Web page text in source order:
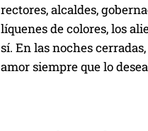
rectores, alcaldes,
líquenes de colores, los
sí. En las noches
amor siempre que lo